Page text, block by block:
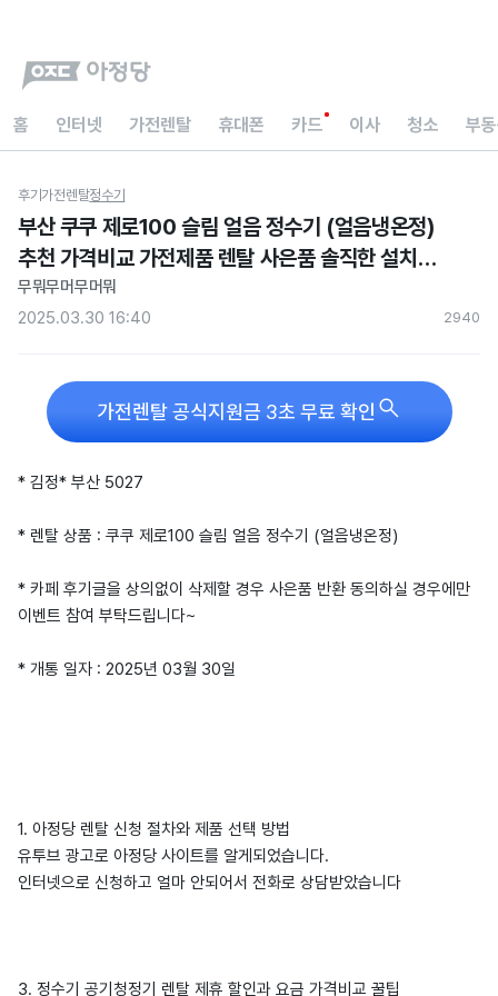
홈 인터넷 가전렌탈 휴대폰 카드 이사 청소 부
후기가전렌탈정수기
부산 쿠쿠 제로100 슬림 얼음 정수기 (얼음냉온정)
추천 가격비교 가전제품 렌탈 사은품 솔직한 설치
후기입니다
무뭐무머무머뭐
2025.03.30 16:40
2940
가전렌탈 공식지원금 3초 무료 확인 
* 김정* 부산 5027
* 렌탈 상품 : 쿠쿠 제로100 슬림 얼음 정수기 (얼음냉온정)
* 카페 후기글을 상의없이 삭제할 경우 사은품 반환 동의하실 경우에만
이벤트 참여 부탁드립니다~
* 개통 일자 : 2025년 03월 30일
1. 아정당 렌탈 신청 절차와 제품 선택 방법
유투브 광고로 아정당 사이트를 알게되었습니다.
인터넷으로 신청하고 얼마 안되어서 전화로 상담받았습니다
3. 정수기 공기청정기 렌탈 제휴 할인과 요금 가격비교 꿀팁